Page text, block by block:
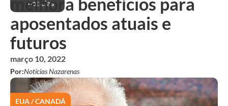
notícias
aposentados atuais e
futuros
março 10, 2022
Por:Notícias Nazarenas
EUA / CANADÁ